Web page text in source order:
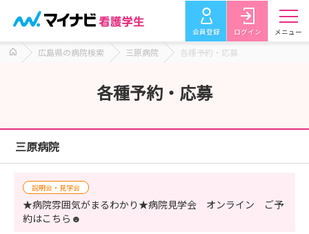
会員登録 ログイン メニュー
広島県の病院検索 三原病院 各種予約・応募
各種予約・応募
三原病院
説明会・見学会
★病院雰囲気がまるわかり★病院見学会 オンライン ご予
約はこちら☻